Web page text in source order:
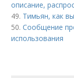
описание,
49. Тимьян, как
50.Сообщение
использования